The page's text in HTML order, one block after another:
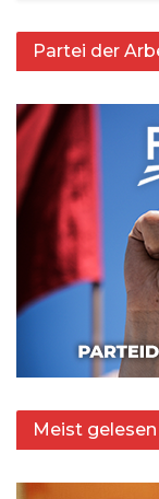
Partei der
Meist gelesen